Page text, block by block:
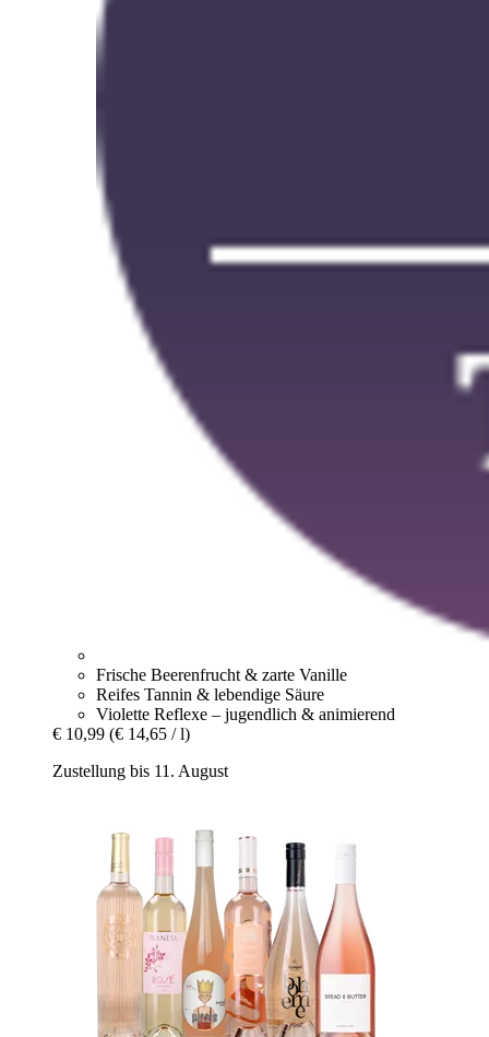
Frische Beerenfrucht & zarte Vanille
Reifes Tannin & lebendige Säure
Violette Reflexe – jugendlich & animierend
€ 10,99 (€ 14,65 / l)
Zustellung bis 11. August